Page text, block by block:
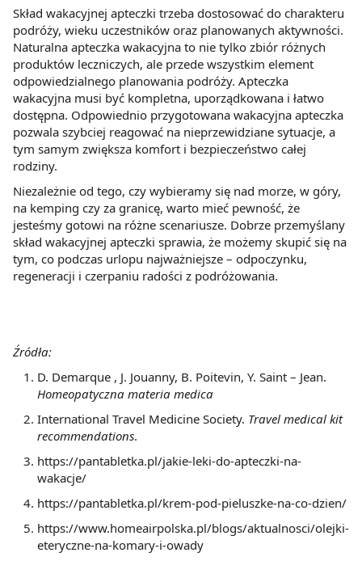
Skład wakacyjnej apteczki trzeba dostosować do charakteru
podróży, wieku uczestników oraz planowanych aktywności.
Naturalna apteczka wakacyjna to nie tylko zbiór różnych
produktów leczniczych, ale przede wszystkim element
odpowiedzialnego planowania podróży. Apteczka
wakacyjna musi być kompletna, uporządkowana i łatwo
dostępna. Odpowiednio przygotowana wakacyjna apteczka
pozwala szybciej reagować na nieprzewidziane sytuacje, a
tym samym zwiększa komfort i bezpieczeństwo całej
rodziny.
Niezależnie od tego, czy wybieramy się nad morze, w góry,
na kemping czy za granicę, warto mieć pewność, że
jesteśmy gotowi na różne scenariusze. Dobrze przemyślany
skład wakacyjnej apteczki sprawia, że możemy skupić się na
tym, co podczas urlopu najważniejsze – odpoczynku,
regeneracji i czerpaniu radości z podróżowania.
Źródła:
D. Demarque , J. Jouanny, B. Poitevin, Y. Saint – Jean.
Homeopatyczna materia medica
International Travel Medicine Society. Travel medical kit
recommendations.
https://pantabletka.pl/jakie-leki-do-apteczki-na-
wakacje/
https://pantabletka.pl/krem-pod-pieluszke-na-co-dzien/
https://www.homeairpolska.pl/blogs/aktualnosci/olejki-
eteryczne-na-komary-i-owady